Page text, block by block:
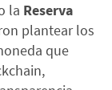
la Reserva
plantear los
que